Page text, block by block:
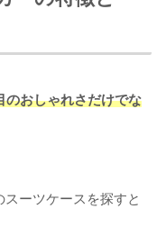
のおしゃれさだけでな
ーツケースを探すと